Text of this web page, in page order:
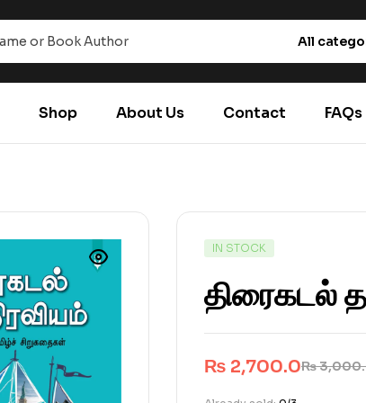
All
Shop About Us Contact FAQs
IN STOCK
திரைகடல்
₨
₨ 2,700.0